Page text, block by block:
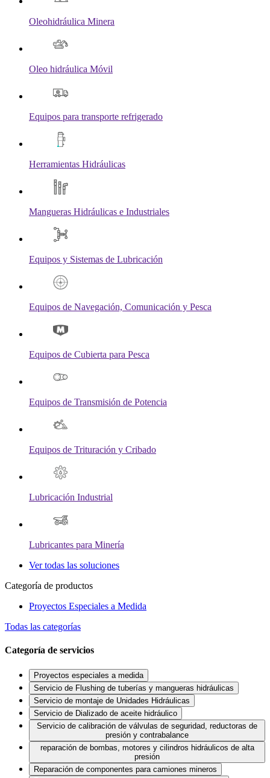
Oleohidráulica Minera
Oleo hidráulica Móvil
Equipos para transporte refrigerado
Herramientas Hidráulicas
Mangueras Hidráulicas e Industriales
Equipos y Sistemas de Lubricación
Equipos de Navegación, Comunicación y Pesca
Equipos de Cubierta para Pesca
Equipos de Transmisión de Potencia
Equipos de Trituración y Cribado
Lubricación Industrial
Lubricantes para Minería
Ver todas las soluciones
Categoría de productos
Proyectos Especiales a Medida
Todas las categorías
Categoría de servicios
Proyectos especiales a medida
Servicio de Flushing de tuberías y mangueras hidráulicas
Servicio de montaje de Unidades Hidráulicas
Servicio de Dializado de aceite hidráulico
Servicio de calibración de válvulas de seguridad, reductoras de
presión y contrabalance
reparación de bombas, motores y cilindros hidráulicos de alta
presión
Reparación de componentes para camiones mineros